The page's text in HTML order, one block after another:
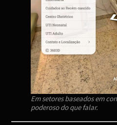
Em setores baseados em
poderoso do que falar.